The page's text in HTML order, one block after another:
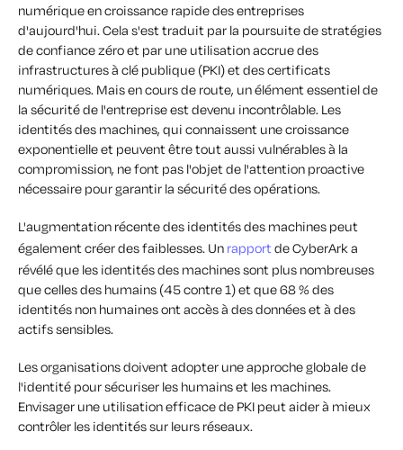
numérique en croissance rapide des entreprises
d'aujourd'hui. Cela s'est traduit par la poursuite de stratégies
de confiance zéro et par une utilisation accrue des
infrastructures à clé publique (PKI) et des certificats
numériques. Mais en cours de route, un élément essentiel de
la sécurité de l'entreprise est devenu incontrôlable. Les
identités des machines, qui connaissent une croissance
exponentielle et peuvent être tout aussi vulnérables à la
compromission, ne font pas l'objet de l'attention proactive
nécessaire pour garantir la sécurité des opérations.
L'augmentation récente des identités des machines peut
également créer des faiblesses. Un rapport de CyberArk a
révélé que les identités des machines sont plus nombreuses
que celles des humains (45 contre 1) et que 68 % des
identités non humaines ont accès à des données et à des
actifs sensibles.
Les organisations doivent adopter une approche globale de
l'identité pour sécuriser les humainset les machines.
Envisager une utilisation efficace de PKI peut aider à mieux
contrôler les identités sur leurs réseaux.